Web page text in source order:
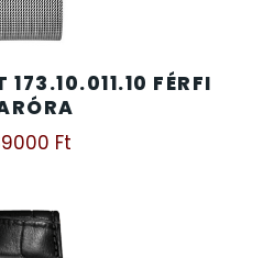
FÉRFI
Ft